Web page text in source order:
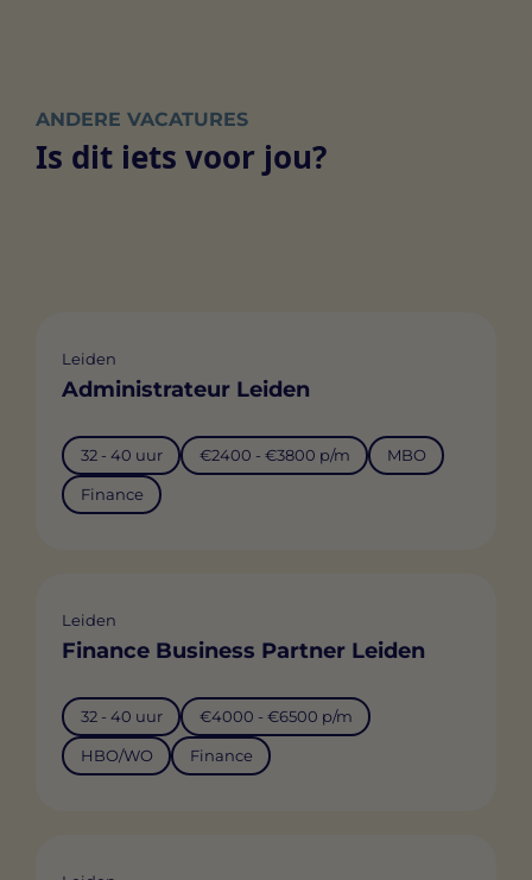
ANDERE VACATURES
Is dit iets voor jou?
Leiden
Administrateur Leiden
32 - 40 uur €2400 - €3800 p/m MBO
Finance
Leiden
Finance Business Partner Leiden
32 - 40 uur €4000 - €6500 p/m
HBO/WO Finance